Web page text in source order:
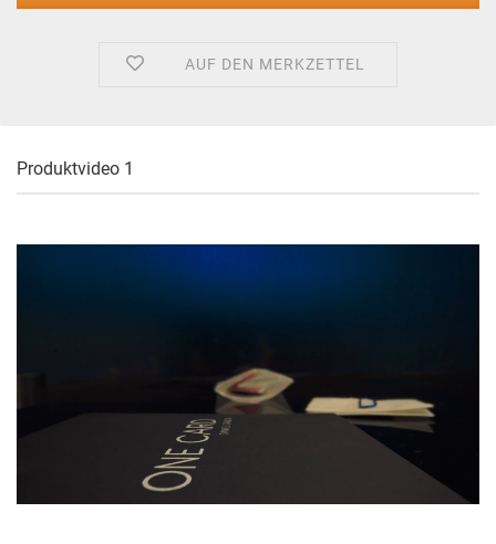
AUF DEN MERKZETTEL
Produktvideo 1